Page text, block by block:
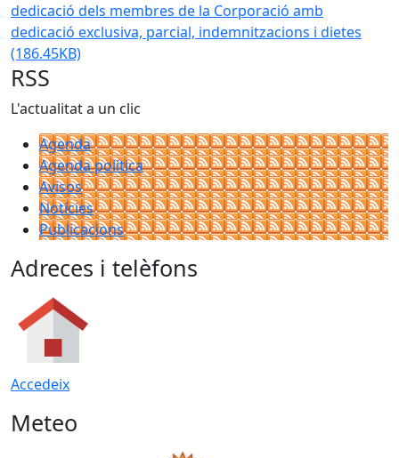
dedicació dels membres de la Corporació amb
dedicació exclusiva, parcial, indemnitzacions i dietes
(186.45KB)
RSS
L'actualitat a un clic
Agenda
Agenda política
Avisos
Notícies
Publicacions
Adreces i telèfons
Accedeix
Meteo